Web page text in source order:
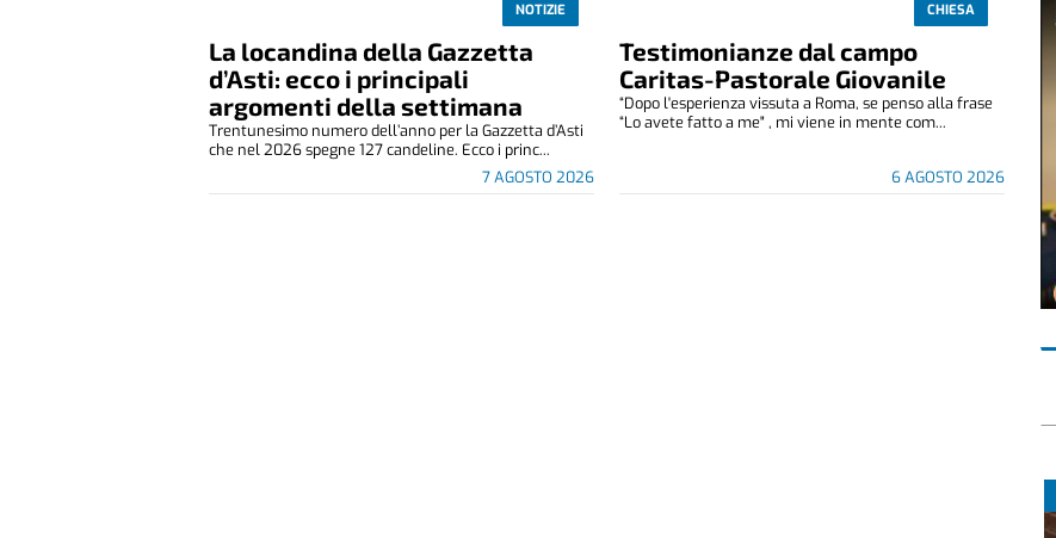
NOTIZIE
La locandina della Gazzetta
d’Asti: ecco i principali
argomenti della settimana
7 AGOSTO 2026
Trentunesimo numero dell’anno per la Gazzetta d’Asti
che nel 2026 spegne 127 candeline. Ecco i princ...
CHIESA
Testimonianze dal campo
Caritas-Pastorale Giovanile
6 AGOSTO 2026
“Dopo l'esperienza vissuta a Roma, se penso alla frase
“Lo avete fatto a me" , mi viene in mente com...